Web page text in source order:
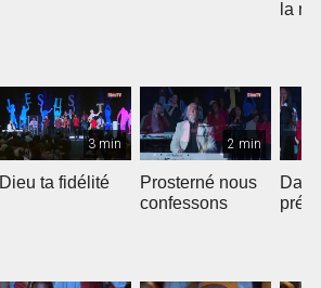
la
3 min
Dieu ta fidélité
2 min
Prosterné nous
confessons